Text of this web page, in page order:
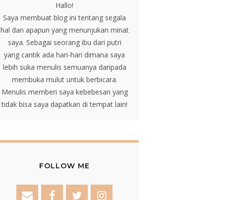
Hallo!
Saya membuat blog ini tentang segala
hal dan apapun yang menunjukan minat
saya. Sebagai seorang ibu dari putri
yang cantik ada hari-hari dimana saya
lebih suka menulis semuanya daripada
membuka mulut untuk berbicara.
Menulis memberi saya kebebesan yang
tidak bisa saya dapatkan di tempat lain!
FOLLOW ME